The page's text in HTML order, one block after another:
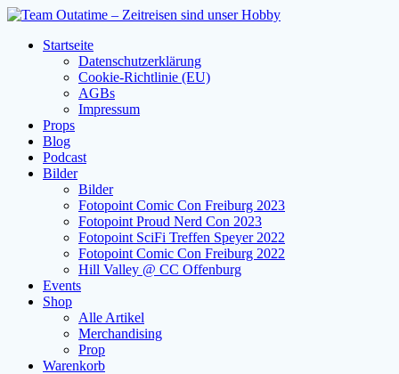
Zum
springenStartseite
Datenschutzerklärung
Cookie-Richtlinie (EU)
AGBs
Impressum
Props
Blog
Podcast
Bilder
Bilder
Fotopoint Comic Con Freiburg 2023
Fotopoint Proud Nerd Con 2023
Fotopoint SciFi Treffen Speyer 2022
Fotopoint Comic Con Freiburg 2022
Hill Valley @ CC Offenburg
Events
Shop
Alle Artikel
Merchandising
Prop
Warenkorb